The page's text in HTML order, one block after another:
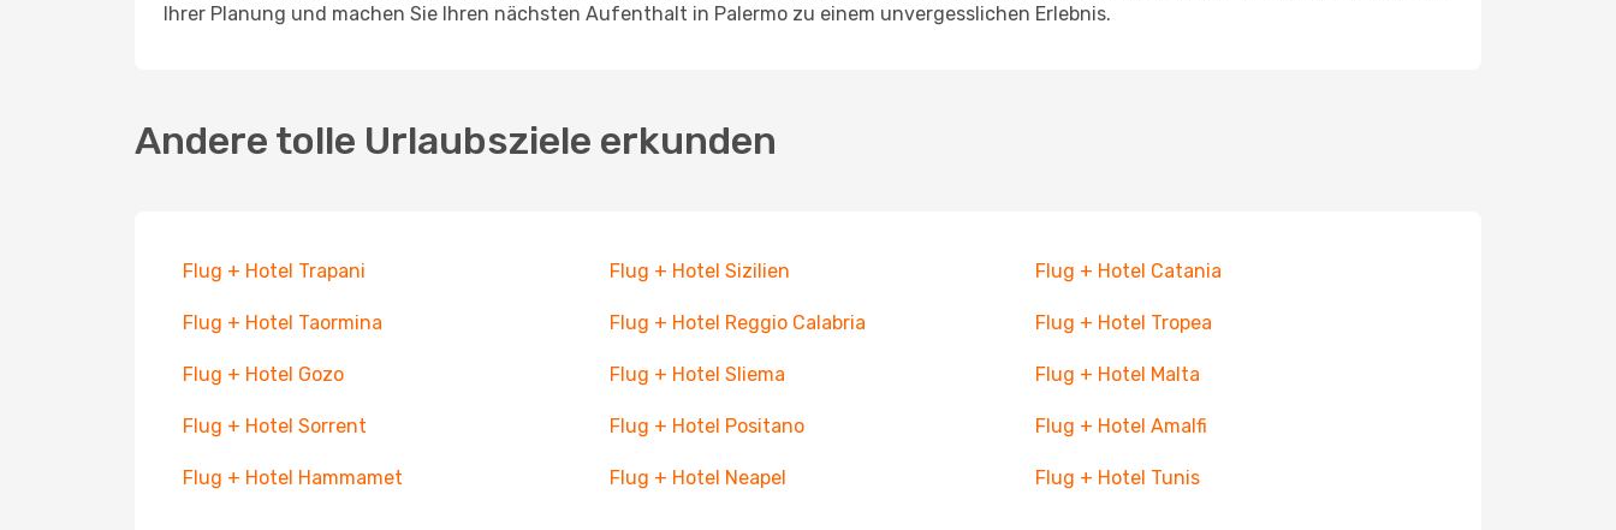
Ihrer Planung und machen Sie Ihren nächsten Aufenthalt in Palermo zu einem unvergesslichen Erlebnis.
Andere tolle Urlaubsziele erkunden
Flug + Hotel Trapani Flug + Hotel Sizilien Flug + Hotel Catania
Flug + Hotel Taormina Flug + Hotel Reggio Calabria Flug + Hotel Tropea
Flug + Hotel Gozo Flug + Hotel Sliema Flug + Hotel Malta
Flug + Hotel Sorrent Flug + Hotel Positano Flug + Hotel Amalfi
Flug + Hotel Hammamet Flug + Hotel Neapel Flug + Hotel Tunis